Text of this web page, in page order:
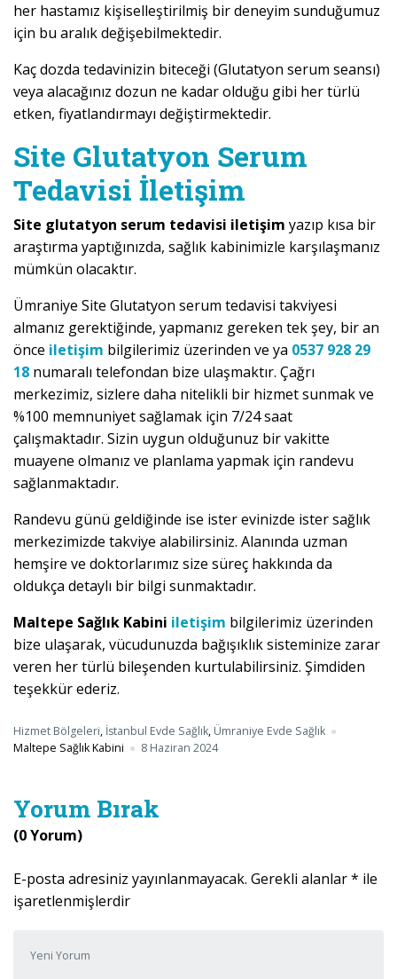
her hastamız kişiselleştirilmiş bir deneyim sunduğumuz
için bu aralık değişebilmektedir.
Kaç dozda tedavinizin biteceği (Glutatyon serum seansı)
veya alacağınız dozun ne kadar olduğu gibi her türlü
etken, fiyatlandırmayı değiştirmektedir.
Site Glutatyon Serum
Tedavisi İletişim
Site glutatyon serum tedavisi iletişim yazıp kısa bir
araştırma yaptığınızda, sağlık kabinimizle karşılaşmanız
mümkün olacaktır.
Ümraniye Site Glutatyon serum tedavisi takviyesi
almanız gerektiğinde, yapmanız gereken tek şey, bir an
önce iletişim bilgilerimiz üzerinden ve ya 0537 928 29
18 numaralı telefondan bize ulaşmaktır. Çağrı
merkezimiz, sizlere daha nitelikli bir hizmet sunmak ve
%100 memnuniyet sağlamak için 7/24 saat
çalışmaktadır. Sizin uygun olduğunuz bir vakitte
muayene olmanız ve planlama yapmak için randevu
sağlanmaktadır.
Randevu günü geldiğinde ise ister evinizde ister sağlık
merkezimizde takviye alabilirsiniz. Alanında uzman
hemşire ve doktorlarımız size süreç hakkında da
oldukça detaylı bir bilgi sunmaktadır.
Maltepe Sağlık Kabini iletişim bilgilerimiz üzerinden
bize ulaşarak, vücudunuzda bağışıklık sisteminize zarar
veren her türlü bileşenden kurtulabilirsiniz. Şimdiden
teşekkür ederiz.
Hizmet Bölgeleri, İstanbul Evde Sağlık, Ümraniye Evde Sağlık
Maltepe Sağlık Kabini
8 Haziran 2024
Yorum Bırak
(0 Yorum)
E-posta adresiniz yayınlanmayacak. Gerekli alanlar* ile
işaretlenmişlerdir